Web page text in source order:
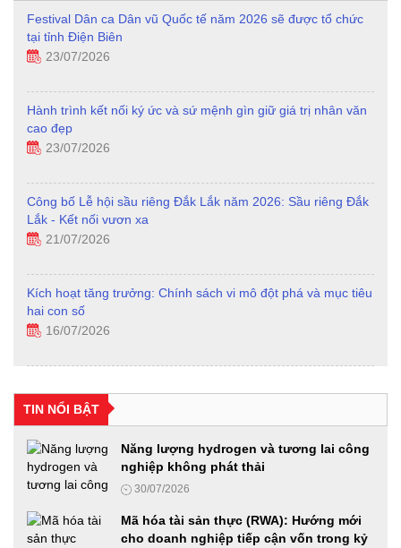
Festival Dân ca Dân vũ Quốc tế năm 2026 sẽ được tổ chức
tại tỉnh Điện Biên
23/07/2026
Hành trình kết nối ký ức và sứ mệnh gìn giữ giá trị nhân văn
cao đẹp
23/07/2026
Công bố Lễ hội sầu riêng Đắk Lắk năm 2026: Sầu riêng Đắk
Lắk - Kết nối vươn xa
21/07/2026
Kích hoạt tăng trưởng: Chính sách vi mô đột phá và mục tiêu
hai con số
16/07/2026
Nam qua các thời kỳ, thực trạng và giải pháp"
Diễn đàn Phát triển hạ tầng năng lượng thông minh
24/06/2026
TIN NỔI BẬT
Năng lượng hydrogen và tương lai công
nghiệp không phát thải
30/07/2026
Mã hóa tài sản thực (RWA): Hướng mới
cho doanh nghiệp tiếp cận vốn trong kỷ